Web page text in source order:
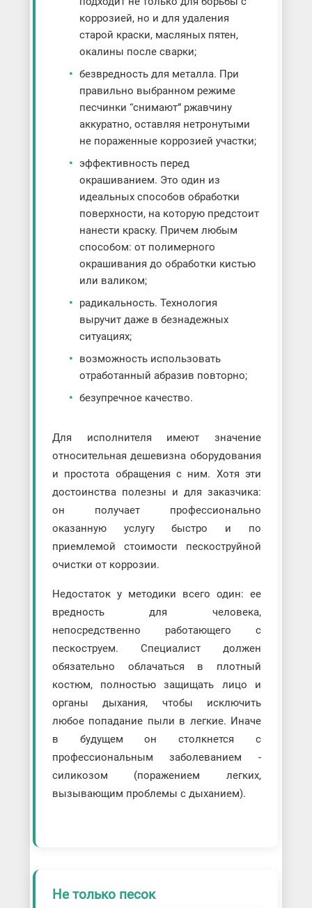
коррозией, но и для удаления
старой краски, масляных пятен,
окалины после сварки;
безвредность для металла. При
правильно выбранном режиме
песчинки “снимают” ржавчину
аккуратно, оставляя нетронутыми
не пораженные коррозией участки;
эффективность перед
окрашиванием. Это один из
идеальных способов обработки
поверхности, на которую предстоит
нанести краску. Причем любым
способом: от полимерного
окрашивания до обработки кистью
или валиком;
радикальность. Технология
выручит даже в безнадежных
ситуациях;
возможность использовать
отработанный абразив повторно;
безупречное качество.
Для исполнителя имеют значение
относительная дешевизна оборудования
и простота обращения с ним. Хотя эти
достоинства полезны и для заказчика:
он получает профессионально
оказанную услугу быстро и по
приемлемой стоимости пескоструйной
очистки от коррозии.
Недостаток у методики всего один: ее
вредность для человека,
непосредственно работающего с
пескоструем. Специалист должен
обязательно облачаться в плотный
костюм, полностью защищать лицо и
органы дыхания, чтобы исключить
любое попадание пыли в легкие. Иначе
в будущем он столкнется с
профессиональным заболеванием -
силикозом (поражением легких,
вызывающим проблемы с дыханием).
Не только песок